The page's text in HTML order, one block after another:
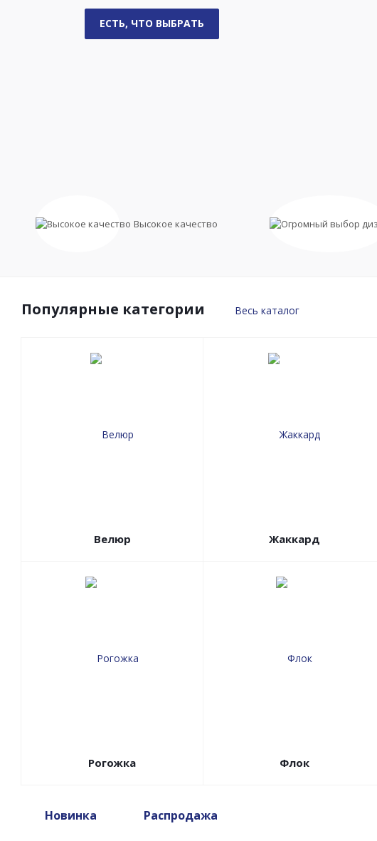
Начать покупки
ЕСТЬ, ЧТО ВЫБРАТЬ
МИКРОВЕЛЮР
LIRA - ИСКУССТВЕННАЯ КОЖА
РАСПРОДАЖА
АНТИВАНДАЛЬНЫЕ ТКАНИ
АКЦИИ И СКИДКИ
3D-КОНСТРУКТОР
Высокое качество
Популярные категории Весь каталог
Велюр Жаккард
Рогожка Флок
Новинка Распродажа